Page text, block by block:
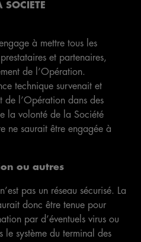
SOCIETE
à mettre tous les
et partenaires,
de l’Opération.
technique survenait et
de l’Opération dans des
la volonté de la Société
ne saurait être engagée à
ou autres
pas un réseau sécurisé. La
donc être tenue pour
par d’éventuels virus ou
le système du terminal des